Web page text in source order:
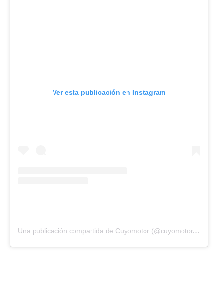
Ver esta publicación en Instagram
Una publicación compartida de Cuyomotor (@cuyomotor.com.ar)